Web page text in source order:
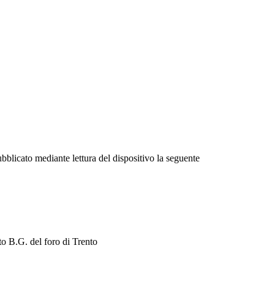
mediante lettura del dispositivo la seguente
B.G. del foro di Trento